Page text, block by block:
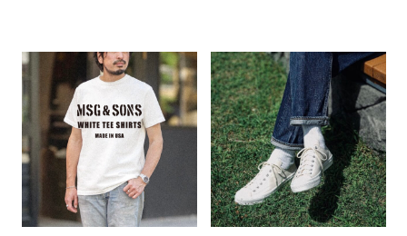
「たかがTシャツ、されどTシャ
ツ。」
2026.08.04
FEATURE
WAKOUWA × MSG &
SONS
US ARMY GYM SHOES
2026.07.28
FEATURE